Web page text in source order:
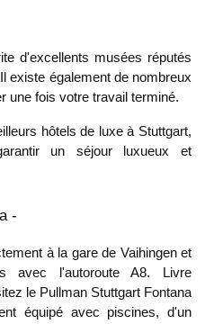
d'excellents musées réputés
existe également de nombreux
une fois votre travail terminé.
hôtels de luxe à Stuttgart,
un séjour luxueux et
-
à la gare de Vaihingen et
avec l'autoroute A8. Livre
le Pullman Stuttgart Fontana
équipé avec piscines, d'un